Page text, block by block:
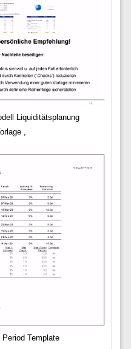
Liquiditätsplanung
,
Template